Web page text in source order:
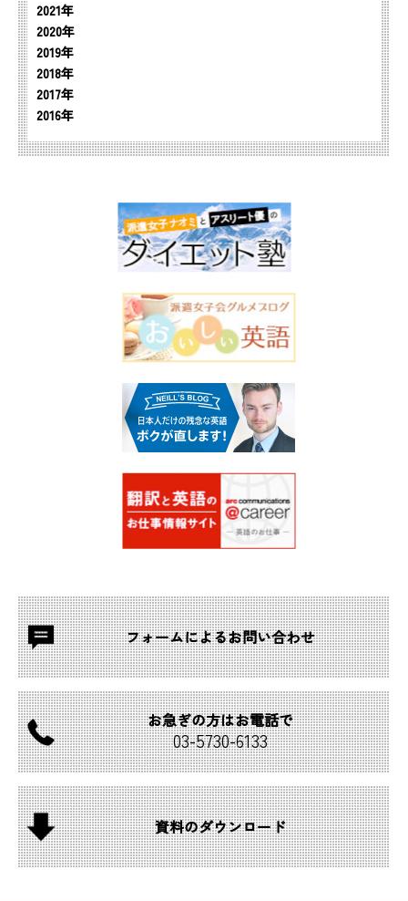
2021年
2020年
2019年
2018年
2017年
2016年
フォームによるお問い合わせ
お急ぎの方はお電話で
03-5730-6133
資料のダウンロード